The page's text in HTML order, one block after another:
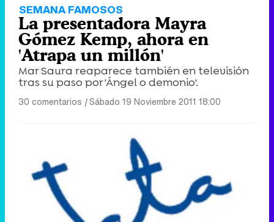
SEMANA FAMOSOS
La presentadora Mayra
Gómez Kemp, ahora en
'Atrapa un millón'
Mar Saura reaparece también en televisión
tras su paso por 'Ángel o demonio'.
30 comentarios |Sábado 19 Noviembre 2011 18:00